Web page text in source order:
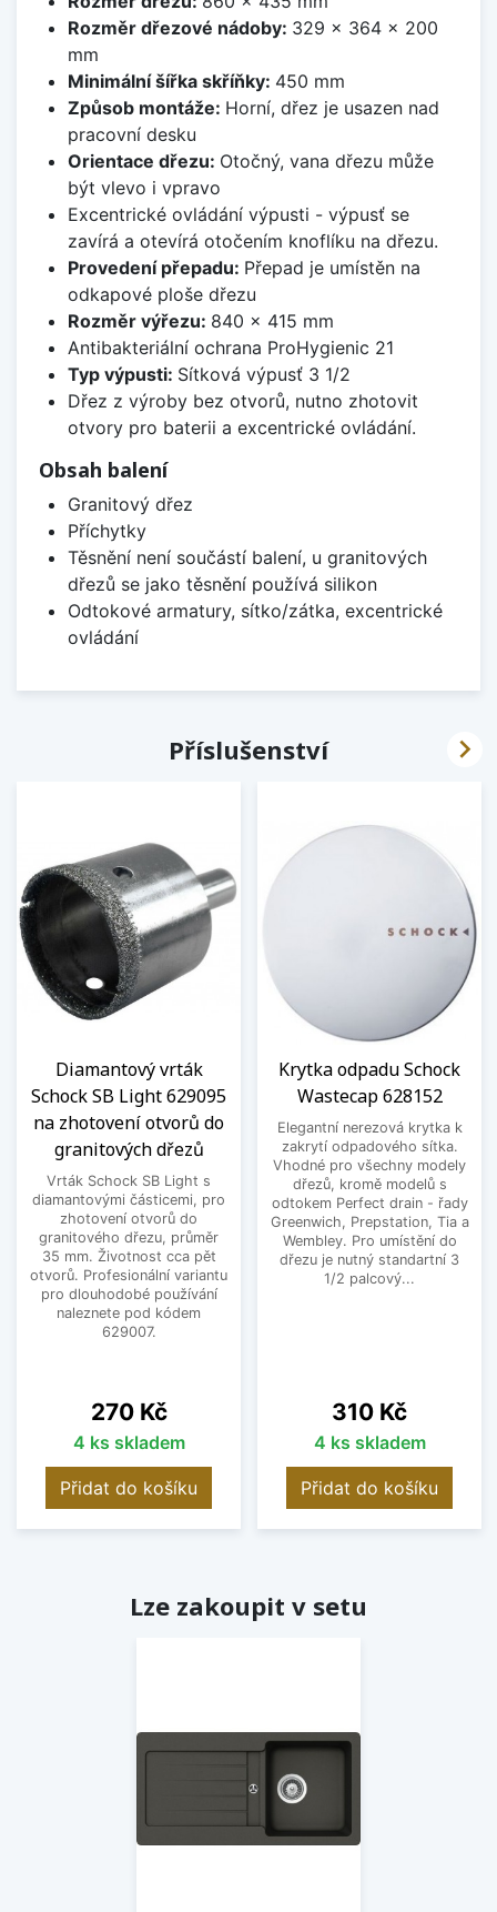
Rozměr dřezové nádoby: 329 x 364 x 200
mm
Minimální šířka skříňky: 450 mm
Způsob montáže: Horní, dřez je usazen nad
pracovní desku
Orientace dřezu: Otočný, vana dřezu může
být vlevo i vpravo
Excentrické ovládání výpusti - výpusť se
zavírá a otevírá otočením knoflíku na dřezu.
Provedení přepadu: Přepad je umístěn na
odkapové ploše dřezu
Rozměr výřezu: 840 x 415 mm
Antibakteriální ochrana ProHygienic 21
Typ výpusti: Sítková výpusť 3 1/2
Dřez z výroby bez otvorů, nutno zhotovit
otvory pro baterii a excentrické ovládání.
Obsah balení
Granitový dřez
Příchytky
Těsnění není součástí balení, u granitových
dřezů se jako těsnění používá silikon
Odtokové armatury, sítko/zátka, excentrické
ovládání
Příslušenství
Diamantový vrták
Schock SB Light 629095
na zhotovení otvorů do
granitových dřezů
Vrták Schock SB Light s
diamantovými částicemi, pro
zhotovení otvorů do
granitového dřezu, průměr
35 mm. Životnost cca pět
otvorů. Profesionální variantu
pro dlouhodobé používání
naleznete pod kódem
629007.
Cena
270 Kč
4 ks skladem
Přidat do košíku
Krytka odpadu Schock
Wastecap 628152
Elegantní nerezová krytka k
zakrytí odpadového sítka.
Vhodné pro všechny modely
dřezů, kromě modelů s
odtokem Perfect drain - řady
Greenwich, Prepstation, Tia a
Wembley. Pro umístění do
dřezu je nutný standartní 3
1/2 palcový...
Cena
310 Kč
4 ks skladem
Přidat do košíku

Lze zakoupit v setu